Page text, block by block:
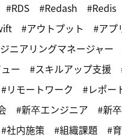
RDS
Redash Redis
アウトプット アプ
ニアリングマネージャー
ー
スキルアップ支援
リモートワーク
レポー
新卒エンジニア 新
社内施策
組織課題